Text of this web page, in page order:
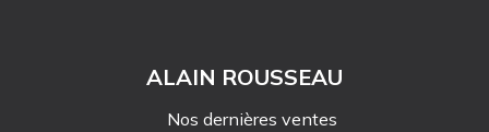
ALAIN ROUSSEAU
Nos dernières ventes